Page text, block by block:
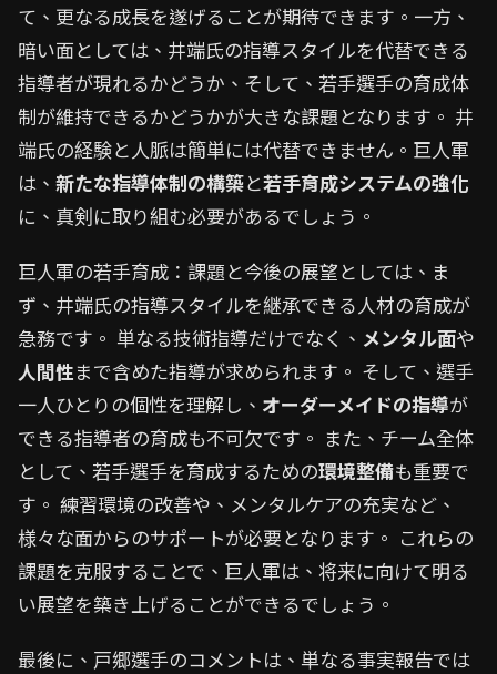
て、更なる成長を遂げることが期待できます。一方、
暗い面としては、井端氏の指導スタイルを代替できる
指導者が現れるかどうか、そして、若手選手の育成体
制が維持できるかどうかが大きな課題となります。 井
端氏の経験と人脈は簡単には代替できません。巨人軍
は、 新たな指導体制の構築と若手育成システムの強化
に、真剣に取り組む必要があるでしょう。
巨人軍の若手育成：課題と今後の展望としては、ま
ず、井端氏の指導スタイルを継承できる人材の育成が
急務です。 単なる技術指導だけでなく、 メンタル面や
人間性まで含めた指導が求められます。 そして、選手
一人ひとりの個性を理解し、 オーダーメイドの指導が
できる指導者の育成も不可欠です。 また、チーム全体
として、若手選手を育成するための環境整備も重要で
す。 練習環境の改善や、メンタルケアの充実など、
様々な面からのサポートが必要となります。 これらの
課題を克服することで、巨人軍は、将来に向けて明る
い展望を築き上げることができるでしょう。
最後に、戸郷選手のコメントは、単なる事実報告では